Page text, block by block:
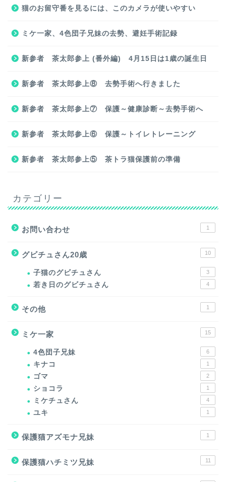
猫のお留守番を見るには、このカメラが使いやすい
ミケ一家、4色団子兄妹の去勢、避妊手術記録
新参者 茶太郎参上 (番外編) 4月15日は1歳の誕生日
新参者 茶太郎参上⑧ 去勢手術へ行きました
新参者 茶太郎参上⑦ 保護～健康診断～去勢手術へ
新参者 茶太郎参上⑥ 保護～トイレトレーニング
新参者 茶太郎参上⑤ 茶トラ猫保護前の準備
カテゴリー
お問い合わせ 1
グビチュさん20歳 10
子猫のグビチュさん 3
若き日のグビチュさん 4
その他 1
ミケ一家 15
4色団子兄妹 6
キナコ 1
ゴマ 2
ショコラ 1
ミケチュさん 4
ユキ 1
保護猫アズモナ兄妹 1
保護猫ハチミツ兄妹 11